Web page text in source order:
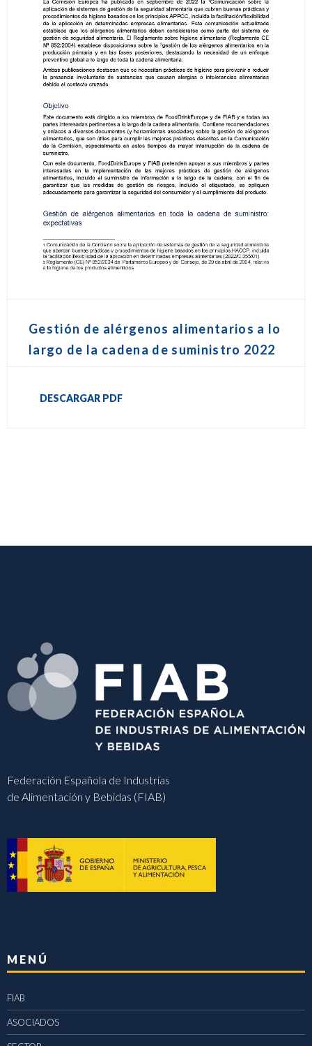
Gestión de alérgenos alimentarios a lo
largo de la cadena de suministro 2022
DESCARGAR PDF
Federación Española de Industrias
de Alimentación y Bebidas (FIAB)
MENÚ
FIAB
ASOCIADOS